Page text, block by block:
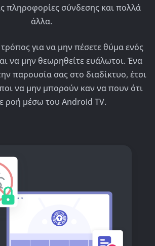
πληροφορίες σύνδεσης και πολλά
άλλα.
για να μην πέσετε θύμα ενός
να μην θεωρηθείτε ευάλωτοι. Ένα
παρουσία σας στο διαδίκτυο, έτσι
να μην μπορούν καν να πουν ότι
ροή μέσω του Android TV.